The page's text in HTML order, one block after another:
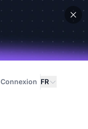
Connexion FR